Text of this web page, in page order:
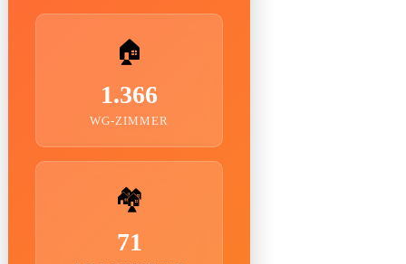
🏠
1.366
WG-ZIMMER
🏘️
71